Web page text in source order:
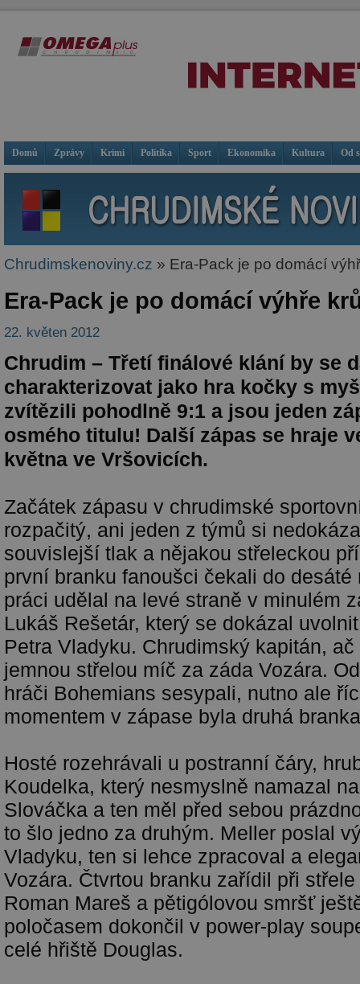
Domů Zprávy Krimi Politika Sport Ekonomika Kultura Od
Chrudimskenoviny.cz » Era-Pack je po domácí
Era-Pack je po domácí výhře
22. květen 2012
Chrudim – Třetí finálové klání by se
charakterizovat jako hra kočky s
zvítězili pohodlně 9:1 a jsou jeden
osmého titulu! Další zápas se hraje
května ve Vršovicích.
Začátek zápasu v chrudimské
rozpačitý, ani jeden z týmů si
souvislejší tlak a nějakou střeleckou
první branku fanoušci čekali do desáté
práci udělal na levé straně v minulém
Lukáš Rešetár, který se dokázal
Petra Vladyku. Chrudimský kapitán,
jemnou střelou míč za záda Vozára.
hráči Bohemians sesypali, nutno ale
momentem v zápase byla druhá
Hosté rozehrávali u postranní čáry,
Koudelka, který nesmyslně namazal
Slováčka a ten měl před sebou
to šlo jedno za druhým. Meller poslal
Vladyku, ten si lehce zpracoval a
Vozára. Čtvrtou branku zařídil při
Roman Mareš a pětigólovou smršť
poločasem dokončil v power-play
celé hřiště Douglas.